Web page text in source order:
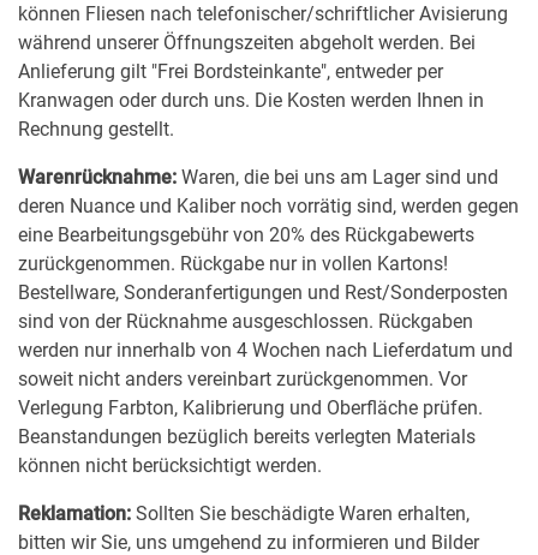
können Fliesen nach telefonischer/schriftlicher Avisierung
während unserer Öffnungszeiten abgeholt werden. Bei
Anlieferung gilt "Frei Bordsteinkante", entweder per
Kranwagen oder durch uns. Die Kosten werden Ihnen in
Rechnung gestellt.
Warenrücknahme: Waren, die bei uns am Lager sind und
deren Nuance und Kaliber noch vorrätig sind, werden gegen
eine Bearbeitungsgebühr von 20% des Rückgabewerts
zurückgenommen. Rückgabe nur in vollen Kartons!
Bestellware, Sonderanfertigungen und Rest/Sonderposten
sind von der Rücknahme ausgeschlossen. Rückgaben
werden nur innerhalb von 4 Wochen nach Lieferdatum und
soweit nicht anders vereinbart zurückgenommen. Vor
Verlegung Farbton, Kalibrierung und Oberfläche prüfen.
Beanstandungen bezüglich bereits verlegten Materials
können nicht berücksichtigt werden.
Reklamation: Sollten Sie beschädigte Waren erhalten,
bitten wir Sie, uns umgehend zu informieren und Bilder
eindeutige ID, über die
Google Ihre bevorzugten
Einstellungen und andere
insbesondere Ihre
Suchergebnisse pro Seite
B. 10 oder 20) und ob der
Google SafeSearch-Filter
aktiviert sein soll.